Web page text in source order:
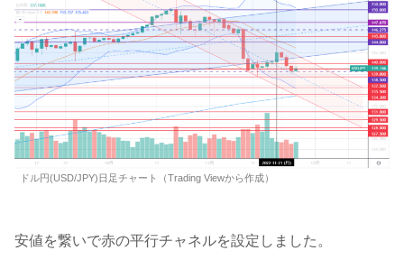
ドル円(USD/JPY)日足チャート（Trading Viewから作成）
安値を繋いで赤の平行チャネルを設定しました。